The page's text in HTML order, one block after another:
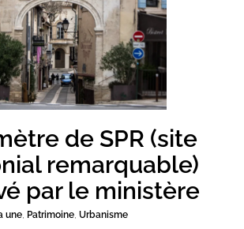
de SPR (site
remarquable)
par le ministère
une, Patrimoine, Urbanisme